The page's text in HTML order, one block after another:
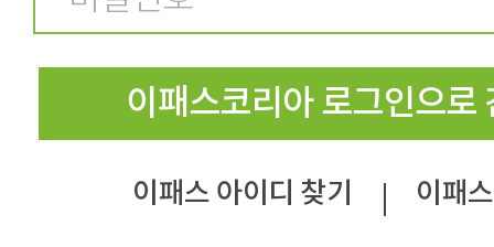
이패스코리아 로그인으로
이패스 아이디 찾기 이패